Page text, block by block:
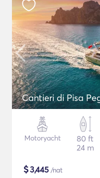
Cantieri di Pisa
Motoryacht
80 ft
24 m
$3,445 /nat